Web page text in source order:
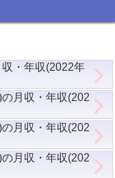
・年収(2022年
月収・年収(202
月収・年収(202
月収・年収(202